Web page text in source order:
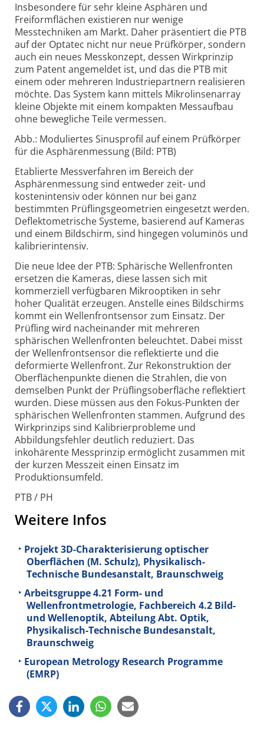
Insbesondere für sehr kleine Asphären und
Freiformflächen existieren nur wenige
Messtechniken am Markt. Daher präsentiert die PTB
auf der Optatec nicht nur neue Prüfkörper, sondern
auch ein neues Messkonzept, dessen Wirkprinzip
zum Patent angemeldet ist, und das die PTB mit
einem oder mehreren Industriepartnern realisieren
möchte. Das System kann mittels Mikrolinsenarray
kleine Objekte mit einem kompakten Messaufbau
ohne bewegliche Teile vermessen.
Abb.: Moduliertes Sinusprofil auf einem Prüfkörper
für die Asphärenmessung (Bild: PTB)
Etablierte Messverfahren im Bereich der
Asphärenmessung sind entweder zeit- und
kostenintensiv oder können nur bei ganz
bestimmten Prüflingsgeometrien eingesetzt werden.
Deflektometrische Systeme, basierend auf Kameras
und einem Bildschirm, sind hingegen voluminös und
kalibrierintensiv.
Die neue Idee der PTB: Sphärische Wellenfronten
ersetzen die Kameras, diese lassen sich mit
kommerziell verfügbaren Mikrooptiken in sehr
hoher Qualität erzeugen. Anstelle eines Bildschirms
kommt ein Wellenfrontsensor zum Einsatz. Der
Prüfling wird nacheinander mit mehreren
sphärischen Wellenfronten beleuchtet. Dabei misst
der Wellenfrontsensor die reflektierte und die
deformierte Wellenfront. Zur Rekonstruktion der
Oberflächenpunkte dienen die Strahlen, die von
demselben Punkt der Prüflingsoberfläche reflektiert
wurden. Diese müssen aus den Fokus-Punkten der
sphärischen Wellenfronten stammen. Aufgrund des
Wirkprinzips sind Kalibrierprobleme und
Abbildungsfehler deutlich reduziert. Das
inkohärente Messprinzip ermöglicht zusammen mit
der kurzen Messzeit einen Einsatz im
Produktionsumfeld.
PTB / PH
Weitere Infos
Projekt 3D-Charakterisierung optischer
Oberflächen (M. Schulz), Physikalisch-
Technische Bundesanstalt, Braunschweig
Arbeitsgruppe 4.21 Form- und
Wellenfrontmetrologie, Fachbereich 4.2 Bild-
und Wellenoptik, Abteilung Abt. Optik,
Physikalisch-Technische Bundesanstalt,
Braunschweig
European Metrology Research Programme
(EMRP)